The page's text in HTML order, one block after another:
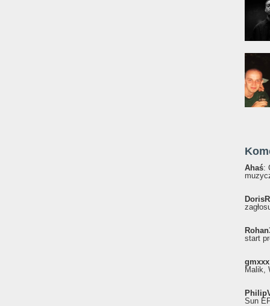
Ahaś:
start
gmxxx
Malik,
Sun